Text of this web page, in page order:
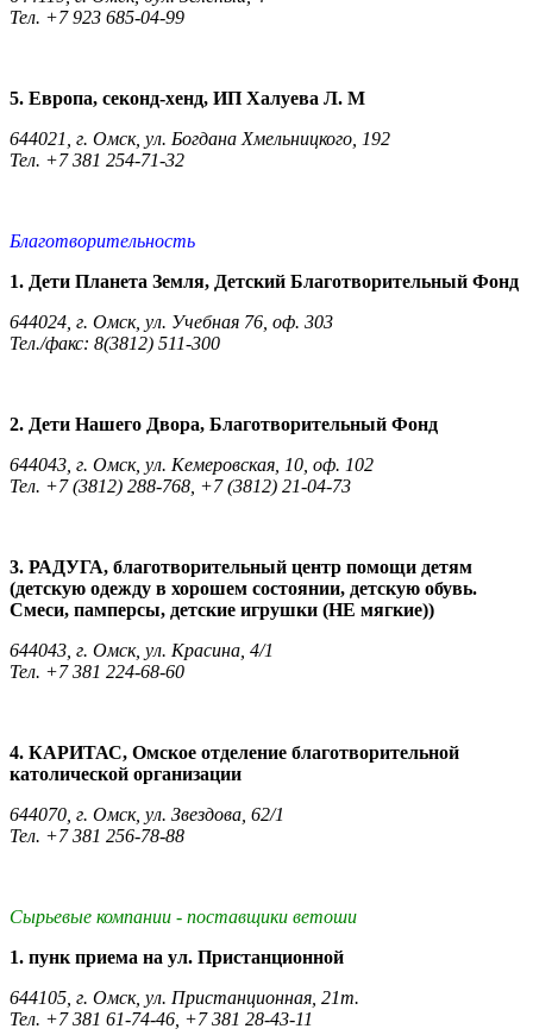
Тел. +7 923 685-04-99
5. Европа, секонд-хенд, ИП Халуева Л. М
644021, г. Омск, ул. Богдана Хмельницкого, 192
Тел. +7 381 254-71-32
Благотворительность
1. Дети Планета Земля, Детский Благотворительный Фонд
644024, г. Омск, ул. Учебная 76, оф. 303
Тел./факс: 8(3812) 511-300
2. Дети Нашего Двора, Благотворительный Фонд
644043, г. Омск, ул. Кемеровская, 10, оф. 102
Тел. +7 (3812) 288-768, +7 (3812) 21-04-73
3. РАДУГА, благотворительный центр помощи детям
(детскую одежду в хорошем состоянии, детскую обувь.
Смеси, памперсы, детские игрушки (НЕ мягкие))
644043, г. Омск, ул. Красина, 4/1
Тел. +7 381 224-68-60
4. КАРИТАС, Омское отделение благотворительной
католической организации
644070, г. Омск, ул. Звездова, 62/1
Тел. +7 381 256-78-88
Сырьевые компании - поставщики ветоши
1. пунк приема на ул. Пристанционной
644105, г. Омск, ул. Пристанционная, 21т.
Тел. +7 381 61-74-46, +7 381 28-43-11